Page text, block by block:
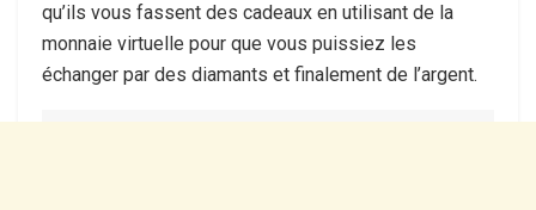
qu’ils vous fassent des cadeaux en utilisant de la
monnaie virtuelle pour que vous puissiez les
échanger par des diamants et finalement de l’argent.